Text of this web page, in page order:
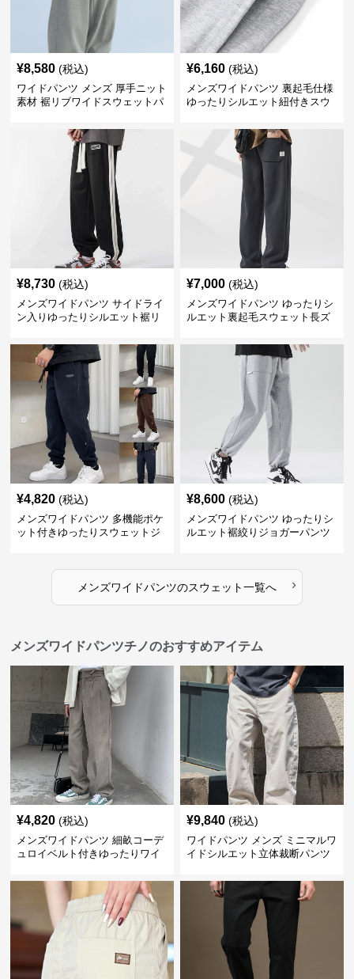
¥8,580 (税込)
ワイドパンツ メンズ 厚手ニット
素材 裾リブワイドスウェットパ
¥6,160 (税込)
メンズワイドパンツ 裏起毛仕様
ゆったりシルエット紐付きスウ
¥8,730 (税込)
メンズワイドパンツ サイドライ
ン入りゆったりシルエット裾リ
¥7,000 (税込)
メンズワイドパンツ ゆったりシ
ルエット裏起毛スウェット長ズ
¥4,820 (税込)
メンズワイドパンツ 多機能ポケ
ット付きゆったりスウェットジ
¥8,600 (税込)
メンズワイドパンツ ゆったりシ
ルエット裾絞りジョガーパンツ
メンズワイドパンツのスウェット一覧へ ›
メンズワイドパンツチノのおすすめアイテム
¥4,820 (税込)
メンズワイドパンツ 細畝コーデ
ュロイベルト付きゆったりワイ
¥9,840 (税込)
ワイドパンツ メンズ ミニマルワ
イドシルエット立体裁断パンツ